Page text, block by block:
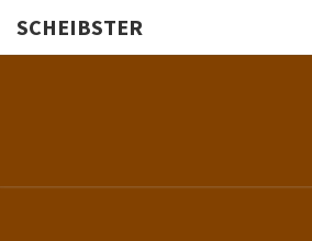
SCHEIBSTER